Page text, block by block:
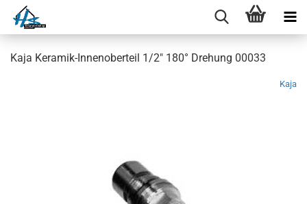
Kaja Keramik-Innenoberteil 1/2" 180° Drehung 00033
Kaja